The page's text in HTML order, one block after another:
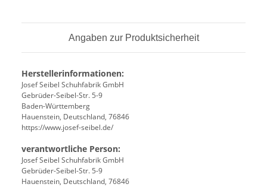
Angaben zur Produktsicherheit
Herstellerinformationen:
Josef Seibel Schuhfabrik GmbH
Gebrüder-Seibel-Str. 5-9
Baden-Württemberg
Hauenstein, Deutschland, 76846
https://www.josef-seibel.de/
verantwortliche Person:
Josef Seibel Schuhfabrik GmbH
Gebrüder-Seibel-Str. 5-9
Hauenstein, Deutschland, 76846